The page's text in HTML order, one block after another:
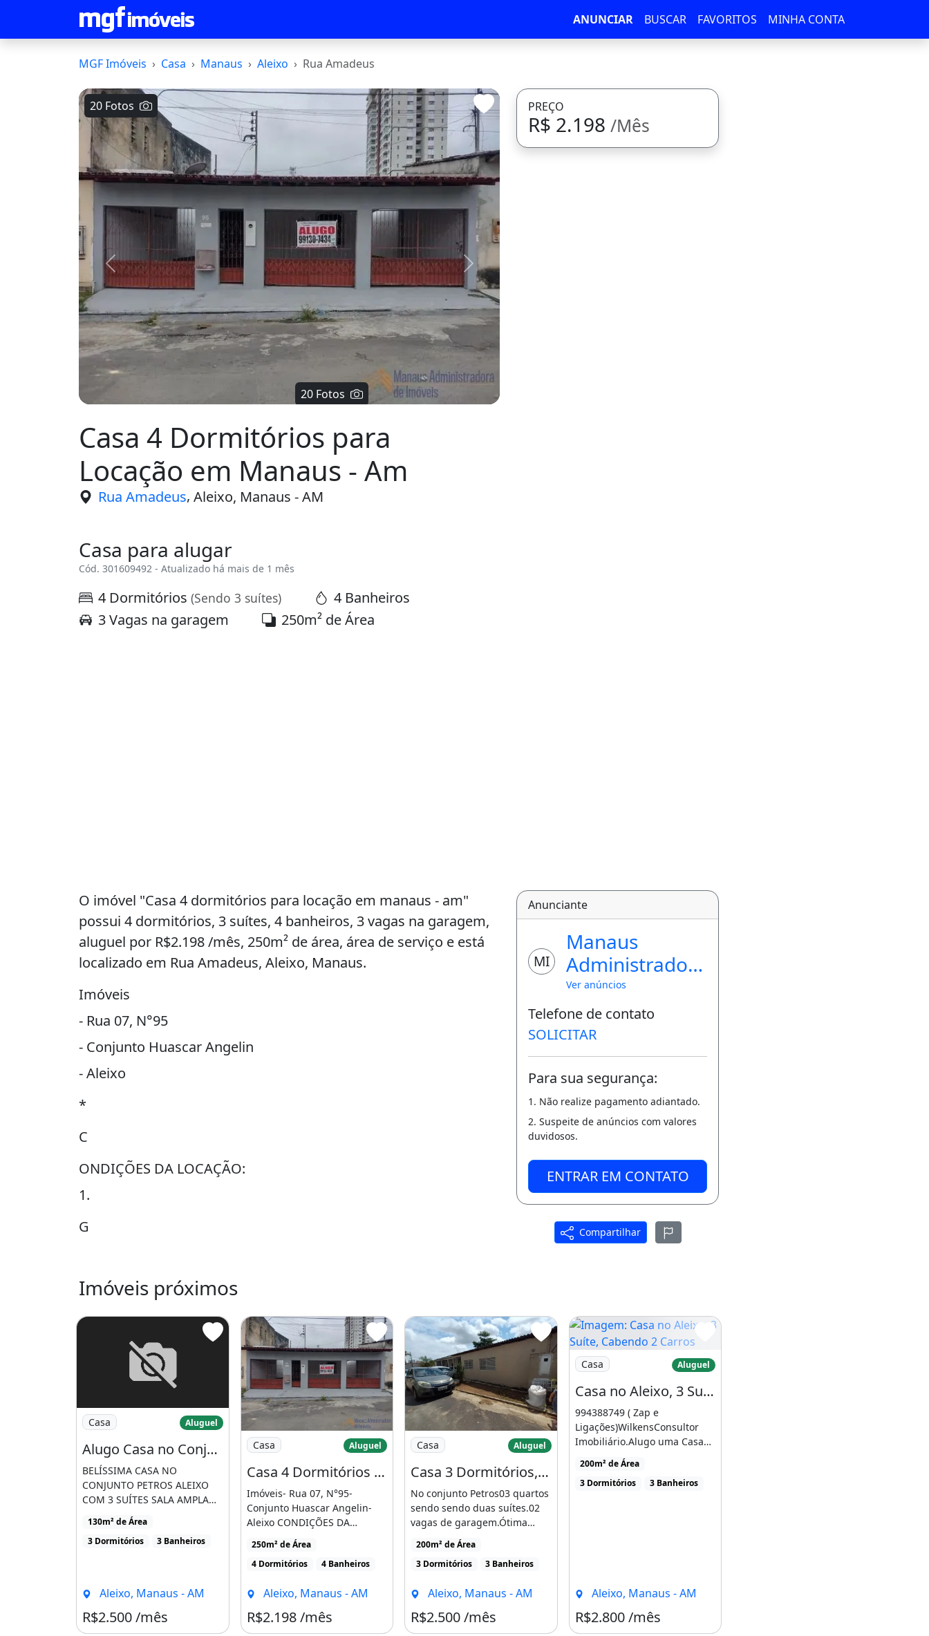
ANUNCIAR BUSCAR FAVORITOS MINHA CONTA
MGF Imóveis Casa Manaus Aleixo Rua Amadeus
20 Fotos
20 Fotos
Voltar Avançar
Casa 4 Dormitórios para
Locação em Manaus - Am
Rua Amadeus, Aleixo, Manaus - AM
Casa para alugar
Cód. 301609492 - Atualizado há mais de 1 mês
4 Dormitórios (Sendo 3 suítes)
4 Banheiros
3 Vagas na garagem
250m² de Área
PREÇO
R$ 2.198/Mês
O imóvel "Casa 4 dormitórios para locação em manaus - am"
possui 4 dormitórios, 3 suítes, 4 banheiros, 3 vagas na garagem,
aluguel por R$2.198 /mês, 250m² de área, área de serviço e está
localizado em Rua Amadeus, Aleixo, Manaus.
Imóveis
- Rua 07, N°95
- Conjunto Huascar Angelin
- Aleixo
*
C
ONDIÇÕES DA LOCAÇÃO:
1.
G
1.1.
entrega das chaves).
Pagamento da locação mês vencido (30 dias após início do
contrato).
1.3.
Pagamento de IPTU, ÁGUA, ENERGIA ELÉTRICA E CONDOMÍNIO
(SE HOUVER) é de responsabilidade do inquilino.
2. O
2.1.
Deve comprovar renda familiar líquida equivalente a pelo menos
Anunciante
MI
Manaus
Administradora
de Imóveis
Ver anúncios
Telefone de contato
SOLICITAR
Para sua segurança:
1. Não realize pagamento adiantado.
2. Suspeite de anúncios com valores
duvidosos.
ENTRAR EM CONTATO
Compartilhar
Imóveis próximos
Imagem: Alugo Casa no Conjunto Petros com 3 Quartos
Casa Aluguel
Alugo Casa no Conjunto Petros com 3 Quartos
BELÍSSIMA CASA NO
CONJUNTO PETROS ALEIXO
COM 3 SUÍTES SALA AMPLA
COZINHA ÁREA DE SERVIÇO
GARAGEM [...]
130m² de Área
3 Dormitórios
3 Banheiros
Aleixo, Manaus - AM
R$2.500 /mês
Imagem: Casa 4 Dormitórios para Locação em Manaus
Casa Aluguel
Casa 4 Dormitórios para Locação em Manaus - Am
Imóveis- Rua 07, N°95-
Conjunto Huascar Angelin-
Aleixo CONDIÇÕES DA
LOCAÇÃO 1.GARANTIA
1.1.Pagamento [...]
250m² de Área
4 Dormitórios
4 Banheiros
Aleixo, Manaus - AM
R$2.198 /mês
Imagem: Casa 3 Dormitórios, Sendo 2 Suíte. Aleixo
Casa Aluguel
Casa 3 Dormitórios, Sendo 2 Suíte. Aleixo
No conjunto Petros03 quartos
sendo sendo duas suítes.02
vagas de garagem.Ótima
localização na região, [...]
200m² de Área
3 Dormitórios
3 Banheiros
Aleixo, Manaus - AM
R$2.500 /mês
Imagem: Casa no Aleixo, 3 Suíte, Cabendo 2 Carros
Casa Aluguel
Casa no Aleixo, 3 Suíte, Cabendo 2 Carros na Garagem
994388749 ( Zap e
Ligações)WilkensConsultor
Imobiliário.Alugo uma Casa
no AleixoCasa independente,
[...]
200m² de Área
3 Dormitórios
3 Banheiros
Aleixo, Manaus - AM
R$2.800 /mês